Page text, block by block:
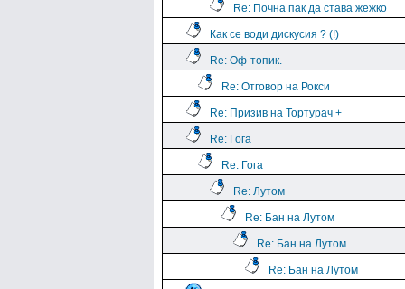
Re: Почна пак да става жежко
Как се води дискусия ? (!)
Re: Оф-топик.
Re: Отговор на Рокси
Re: Призив на Тортурач +
Re: Гога
Re: Гога
Re: Лутом
Re: Бан на Лутом
Re: Бан на Лутом
Re: Бан на Лутом